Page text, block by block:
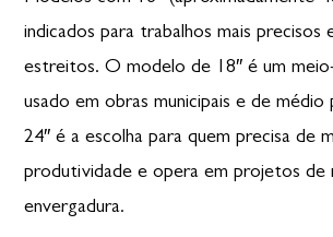
indicados para trabalhos mais precisos
estreitos. O modelo de 18″ é um
usado em obras municipais e de médio
24″ é a escolha para quem precisa de
produtividade e opera em projetos de
envergadura.